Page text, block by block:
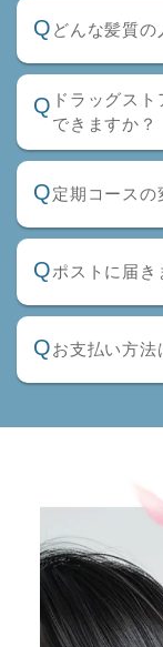
Q どんな髪質の
Q ドラッグス
できますか？
Q定期コースの
Qポストに届き
Qお支払い方法